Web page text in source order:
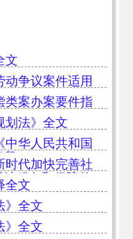
文
动争议案件适用
类案办案要件指
划法》全文
中华人民共和国
释
时代加快完善社
服务和保障的
全文
》全文
》全文